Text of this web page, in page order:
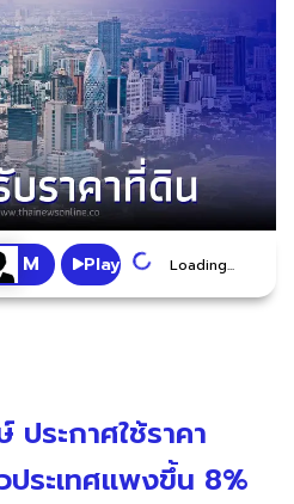
Play Loading...
ระกาศใช้ราคา
ประเทศแพงขึ้น 8%